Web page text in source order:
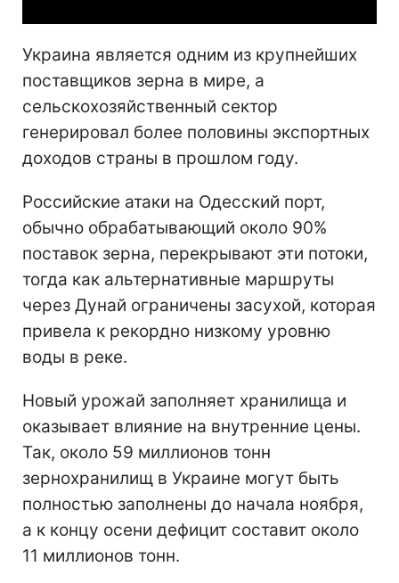
Украина является одним из крупнейших
поставщиков зерна в мире, а
сельскохозяйственный сектор
генерировал более половины экспортных
доходов страны в прошлом году.
Российские атаки на Одесский порт,
обычно обрабатывающий около 90%
поставок зерна, перекрывают эти потоки,
тогда как альтернативные маршруты
через Дунай ограничены засухой, которая
привела к рекордно низкому уровню
воды в реке.
Новый урожай заполняет хранилища и
оказывает влияние на внутренние цены.
Так, около 59 миллионов тонн
зернохранилищ в Украине могут быть
полностью заполнены до начала ноября,
а к концу осени дефицит составит около
11 миллионов тонн.